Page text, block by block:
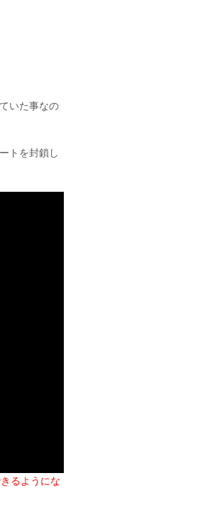
いた事なの
トを封鎖し
るようにな